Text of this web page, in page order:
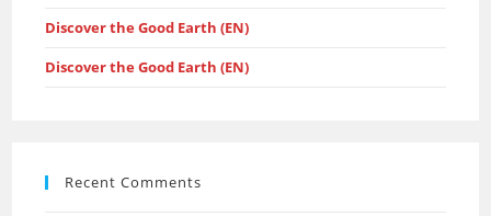
Discover the Good Earth (EN)
Discover the Good Earth (EN)
Recent Comments